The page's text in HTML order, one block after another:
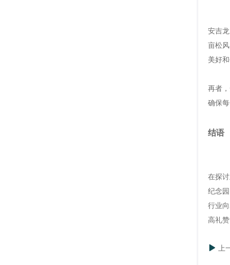
安吉
亩松
美好
再者
确保
结语
在探
纪念
行业
高礼
上